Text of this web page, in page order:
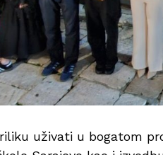
uživati u bogatom